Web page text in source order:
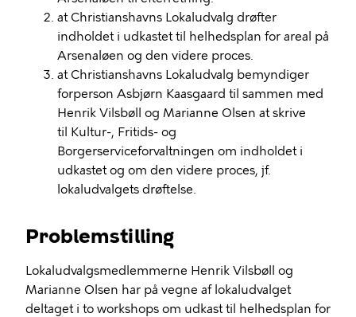
at Christianshavns Lokaludvalg drøfter
indholdet i udkastet til helhedsplan for areal på
Arsenaløen og den videre proces.
at Christianshavns Lokaludvalg bemyndiger
forperson Asbjørn Kaasgaard til sammen med
Henrik Vilsbøll og Marianne Olsen at skrive
til Kultur-, Fritids- og
Borgerserviceforvaltningen om indholdet i
udkastet og om den videre proces, jf.
lokaludvalgets drøftelse.
Problemstilling
Lokaludvalgsmedlemmerne Henrik Vilsbøll og
Marianne Olsen har på vegne af lokaludvalget
deltaget i to workshops om udkast til helhedsplan for